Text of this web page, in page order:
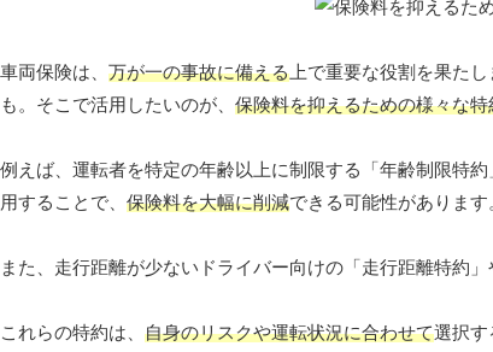
車両保険は、 万が一の事故に備える 上で重要な役割を果た
も。そこで活用したいのが、 保険料を抑えるための様々な特
例えば、運転者を特定の年齢以上に制限する「年齢制限特
用することで、 保険料を大幅に削減できる可能性があります
また、走行距離が少ないドライバー向けの「走行距離特約
これらの特約は、 自身のリスクや運転状況に合わせて選択す